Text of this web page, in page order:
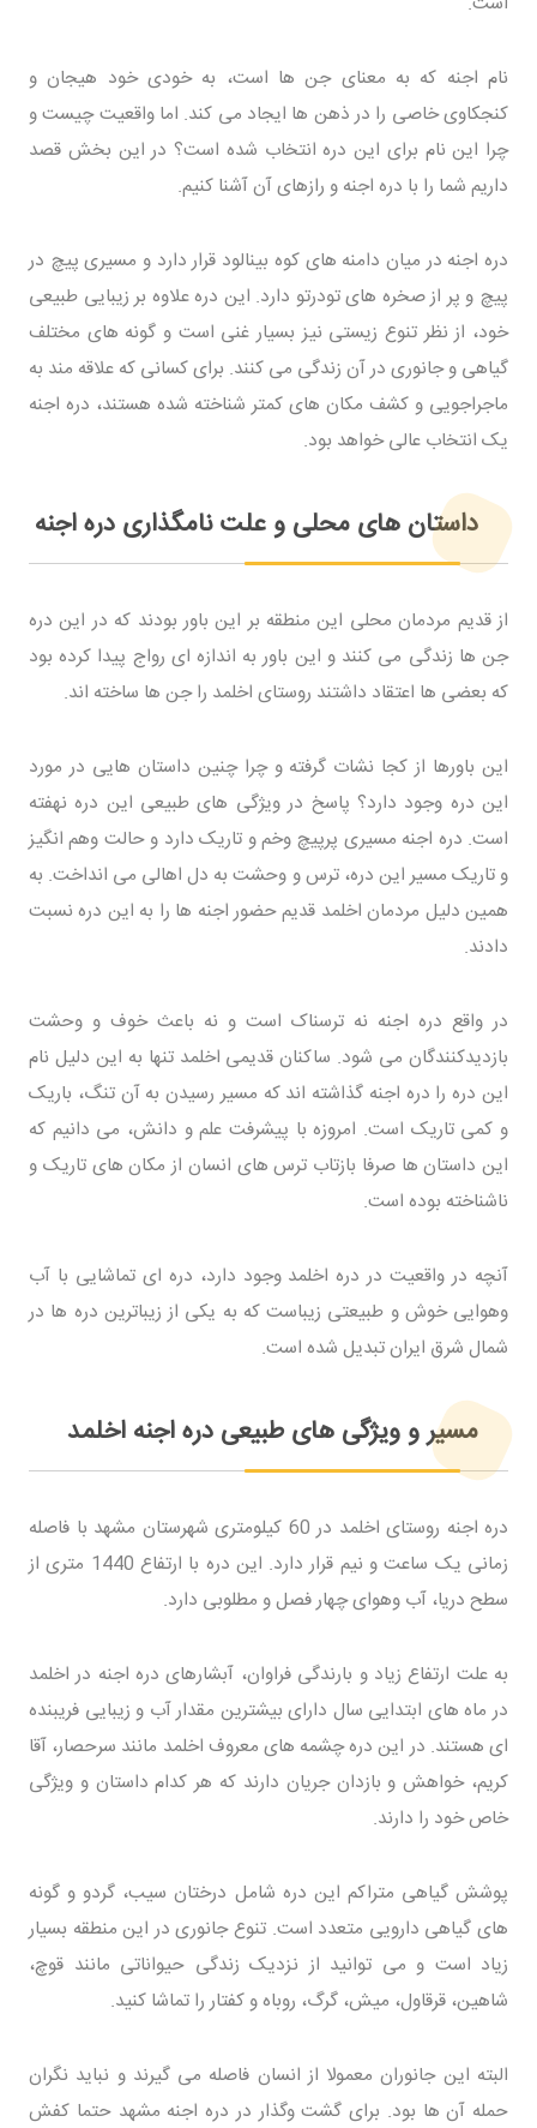
نام اجنه که به معنای جن ها است، به خودی خود هیجان و
کنجکاوی خاصی را در ذهن ها ایجاد می کند. اما واقعیت چیست و
چرا این نام برای این دره انتخاب شده است؟ در این بخش قصد
داریم شما را با دره اجنه و رازهای آن آشنا کنیم.
دره اجنه در میان دامنه های کوه بینالود قرار دارد و مسیری پیچ در
پیچ و پر از صخره های تودرتو دارد. این دره علاوه بر زیبایی طبیعی
خود، از نظر تنوع زیستی نیز بسیار غنی است و گونه های مختلف
گیاهی و جانوری در آن زندگی می کنند. برای کسانی که علاقه مند به
ماجراجویی و کشف مکان های کمتر شناخته شده هستند، دره اجنه
یک انتخاب عالی خواهد بود.
داستان های محلی و علت نامگذاری دره اجنه
از قدیم مردمان محلی این منطقه بر این باور بودند که در این دره
جن ها زندگی می کنند و این باور به اندازه ای رواج پیدا کرده بود
که بعضی ها اعتقاد داشتند روستای اخلمد را جن ها ساخته اند.
این باورها از کجا نشات گرفته و چرا چنین داستان هایی در مورد
این دره وجود دارد؟ پاسخ در ویژگی های طبیعی این دره نهفته
است. دره اجنه مسیری پرپیچ وخم و تاریک دارد و حالت وهم انگیز
و تاریک مسیر این دره، ترس و وحشت به دل اهالی می انداخت. به
همین دلیل مردمان اخلمد قدیم حضور اجنه ها را به این دره نسبت
دادند.
در واقع دره اجنه نه ترسناک است و نه باعث خوف و وحشت
بازدیدکنندگان می شود. ساکنان قدیمی اخلمد تنها به این دلیل نام
این دره را دره اجنه گذاشته اند که مسیر رسیدن به آن تنگ، باریک
و کمی تاریک است. امروزه با پیشرفت علم و دانش، می دانیم که
این داستان ها صرفا بازتاب ترس های انسان از مکان های تاریک و
ناشناخته بوده است.
آنچه در واقعیت در دره اخلمد وجود دارد، دره ای تماشایی با آب
وهوایی خوش و طبیعتی زیباست که به یکی از زیباترین دره ها در
شمال شرق ایران تبدیل شده است.
مسیر و ویژگی های طبیعی دره اجنه اخلمد
دره اجنه روستای اخلمد در 60 کیلومتری شهرستان مشهد با فاصله
زمانی یک ساعت و نیم قرار دارد. این دره با ارتفاع 1440 متری از
سطح دریا، آب وهوای چهار فصل و مطلوبی دارد.
به علت ارتفاع زیاد و بارندگی فراوان، آبشارهای دره اجنه در اخلمد
در ماه های ابتدایی سال دارای بیشترین مقدار آب و زیبایی فریبنده
ای هستند. در این دره چشمه های معروف اخلمد مانند سرحصار، آقا
کریم، خواهش و بازدان جریان دارند که هر کدام داستان و ویژگی
خاص خود را دارند.
پوشش گیاهی متراکم این دره شامل درختان سیب، گردو و گونه
های گیاهی دارویی متعدد است. تنوع جانوری در این منطقه بسیار
زیاد است و می توانید از نزدیک زندگی حیواناتی مانند قوچ،
شاهین، قرقاول، میش، گرگ، روباه و کفتار را تماشا کنید.
البته این جانوران معمولا از انسان فاصله می گیرند و نباید نگران
حمله آن ها بود. برای گشت وگذار در دره اجنه مشهد حتما کفش